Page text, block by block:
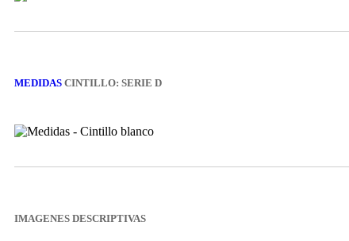
MEDIDAS CINTILLO: SERIE D
IMAGENES DESCRIPTIVAS